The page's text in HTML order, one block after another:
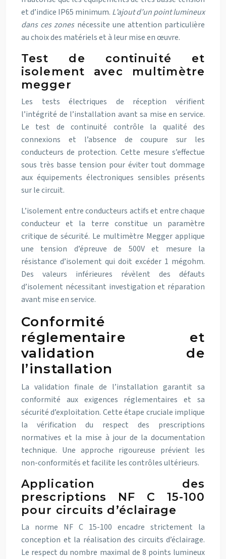
et d’indice IP65 minimum. L’ajout d’un point lumineux
dans ces zonesnécessite une attention particulière
au choix des matériels et à leur mise en œuvre.
Test de continuité et
isolement avec multimètre
megger
Les tests électriques de réception vérifient
l’intégrité de l’installation avant sa mise en service.
Le test de continuité contrôle la qualité des
connexions et l’absence de coupure sur les
conducteurs de protection. Cette mesure s’effectue
sous très basse tension pour éviter tout dommage
aux équipements électroniques sensibles présents
sur le circuit.
L’isolement entre conducteurs actifs et entre chaque
conducteur et la terre constitue un paramètre
critique de sécurité. Le multimètre Megger applique
une tension d’épreuve de 500V et mesure la
résistance d’isolement qui doit excéder 1 mégohm.
Des valeurs inférieures révèlent des défauts
d’isolement nécessitant investigation et réparation
avant mise en service.
Conformité
réglementaire et
validation de
l’installation
La validation finale de l’installation garantit sa
conformité aux exigences réglementaires et sa
sécurité d’exploitation. Cette étape cruciale implique
la vérification du respect des prescriptions
normatives et la mise à jour de la documentation
technique. Une approche rigoureuse prévient les
non-conformités et facilite les contrôles ultérieurs.
Application des
prescriptions NF C 15-100
pour circuits d’éclairage
La norme NF C 15-100 encadre strictement la
conception et la réalisation des circuits d’éclairage.
Le respect du nombre maximal de 8 points lumineux